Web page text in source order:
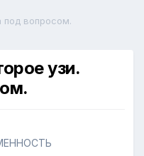
под вопросом.
узи.